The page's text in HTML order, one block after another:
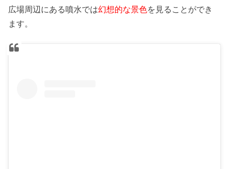
広場周辺にある噴水では幻想的な景色 を見ることができ
ます。